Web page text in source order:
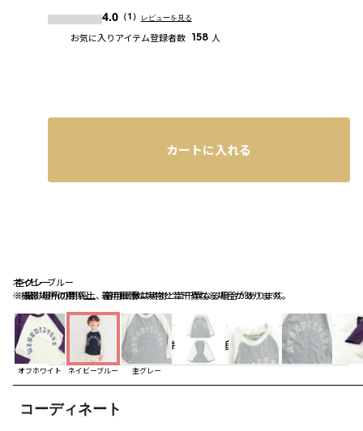
ネイビーブルー
※撮影場所の関係上、着用画像は実物と若干異なる場合があります。
杢グレー
※撮影場所の関係上、着用画像は実物と若干異なる場合があります。
杢グレー
オフホワイト ネイビーブルー 杢グレー
コーディネート
4.0（1） レビューを見る
お気に入りアイテム登録者数 158 人
カートに入れる
お気に入り追加